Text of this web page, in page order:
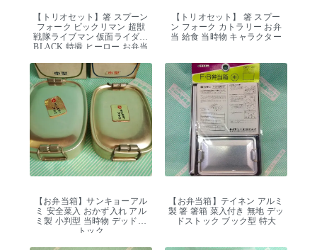
【トリオセット】箸 スプーン
フォーク ビックリマン 超獣
戦隊ライブマン 仮面ライダー
BLACK 特撮 ヒーロー お弁当
【トリオセット】 箸 スプー
ン フォーク カトラリー お弁
当 給食 当時物 キャラクター
【お弁当箱】サンキョーアル
ミ 安全菜入 おかず入れ アル
ミ製 小判型 当時物 デッドス
トック
【お弁当箱】テイネン アルミ
製 箸 箸箱 菜入付き 無地 デッ
ドストック ブック型 特大